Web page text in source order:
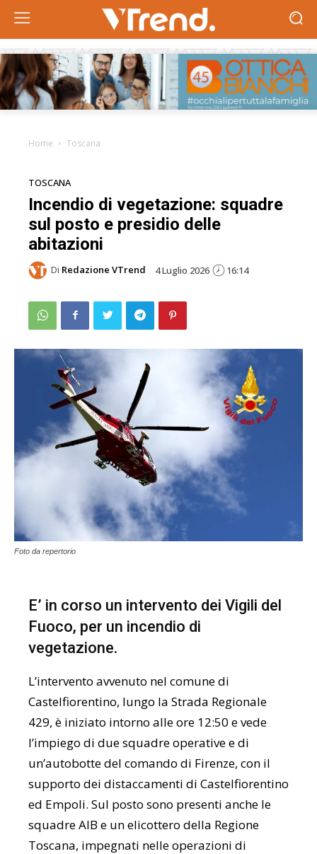
Home Toscana
TOSCANA
Incendio di vegetazione: squadre
sul posto e presidio delle
abitazioni
Di Redazione VTrend 4 Luglio 2026 16:14
Foto da repertorio
E’ in corso un intervento dei Vigili del
Fuoco, per un incendio di
vegetazione.
L’intervento avvenuto nel comune di
Castelfiorentino, lungo la Strada Regionale
429, è iniziato intorno alle ore 12:50 e vede
l’impiego di due squadre operative e di
un’autobotte del comando di Firenze, con il
supporto dei distaccamenti di Castelfiorentino
ed Empoli. Sul posto sono presenti anche le
squadre AIB e un elicottero della Regione
Toscana, impegnati nelle operazioni di